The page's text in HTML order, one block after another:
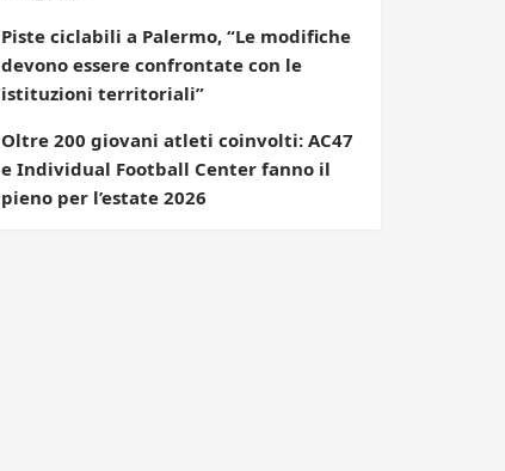
Piste ciclabili a Palermo, “Le modifiche
devono essere confrontate con le
istituzioni territoriali”
Oltre 200 giovani atleti coinvolti: AC47
e Individual Football Center fanno il
pieno per l’estate 2026